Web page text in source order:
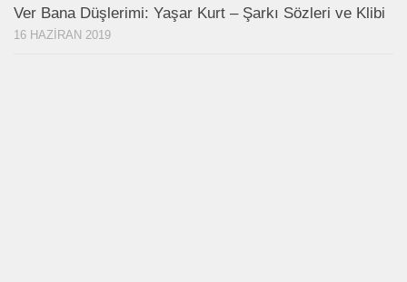
Ver Bana Düşlerimi: Yaşar Kurt – Şarkı Sözleri ve Klibi
16 HAZIRAN 2019